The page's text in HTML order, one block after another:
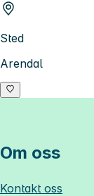
Sted
Arendal
Om oss
Kontakt oss